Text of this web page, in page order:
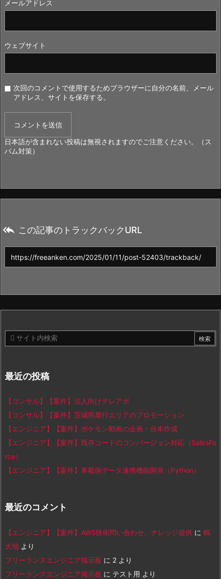
メールアドレス
ウェブサイト
次回のコメントで使用するためブラウザーに自分の名前、メール
アドレス、サイトを保存する。
日本語が含まれない投稿は無視されますのでご注意ください。（ス
パム対策）
 この記事のトラックバックURL
最近の投稿
【コンサル】【案件】法人向けテレアポ
【コンサル】【案件】茨城県鹿行エリアのプロモーション
【エンジニア】【案件】ポケモン動画の企画・台本作成
【エンジニア】【案件】既存コードのコンバージョン対応（SalesFo
rce）
【エンジニア】【案件】車載側データ連携機能開発（Python）
最近のコメント
【エンジニア】【案件】AWS技術問い合わせ、ナレッジ提供 に 鶴
大地 より
フリーランスエンジニア掲示板 に 2 より
フリーランスエンジニア掲示板 に テスト用 より